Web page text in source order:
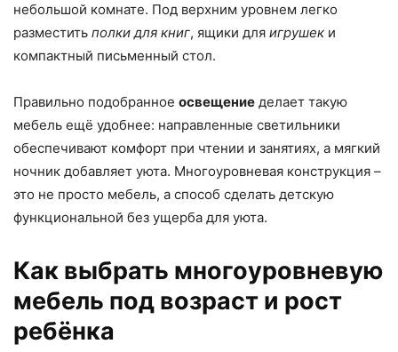
небольшой комнате. Под верхним уровнем легко
разместить полки для книг, ящики для игрушек и
компактный письменный стол.
Правильно подобранное освещение делает такую
мебель ещё удобнее: направленные светильники
обеспечивают комфорт при чтении и занятиях, а мягкий
ночник добавляет уюта. Многоуровневая конструкция –
это не просто мебель, а способ сделать детскую
функциональной без ущерба для уюта.
Как выбрать многоуровневую
мебель под возраст и рост
ребёнка